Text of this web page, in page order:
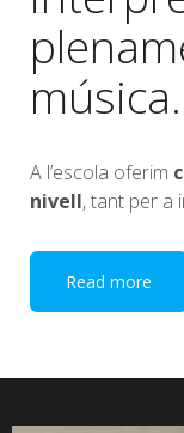
música.
A l’escola oferim
nivell, tant per a
Read more